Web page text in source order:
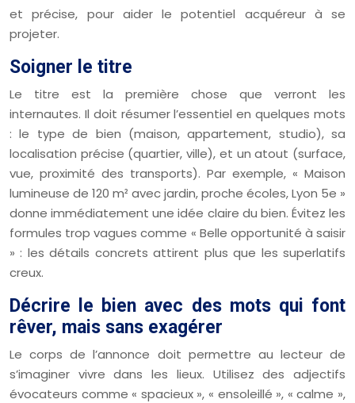
et précise, pour aider le potentiel acquéreur à se
projeter.
Soigner le titre
Le titre est la première chose que verront les
internautes. Il doit résumer l’essentiel en quelques mots
: le type de bien (maison, appartement, studio), sa
localisation précise (quartier, ville), et un atout (surface,
vue, proximité des transports). Par exemple, « Maison
lumineuse de 120 m² avec jardin, proche écoles, Lyon 5e »
donne immédiatement une idée claire du bien. Évitez les
formules trop vagues comme « Belle opportunité à saisir
» : les détails concrets attirent plus que les superlatifs
creux.
Décrire le bien avec des mots qui font
rêver, mais sans exagérer
Le corps de l’annonce doit permettre au lecteur de
s’imaginer vivre dans les lieux. Utilisez des adjectifs
évocateurs comme « spacieux », « ensoleillé », « calme »,